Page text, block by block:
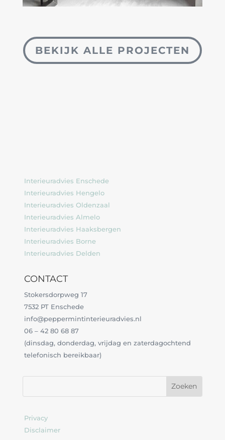
BEKIJK ALLE PROJECTEN
Interieuradvies Enschede
Interieuradvies Hengelo
Interieuradvies Oldenzaal
Interieuradvies Almelo
Interieuradvies Haaksbergen
Interieuradvies Borne
Interieuradvies Delden
CONTACT
Stokersdorpweg 17
7532 PT Enschede
info@peppermintinterieuradvies.nl
06 – 42 80 68 87
(dinsdag, donderdag, vrijdag en zaterdagochtend
telefonisch bereikbaar)
Privacy
Disclaimer